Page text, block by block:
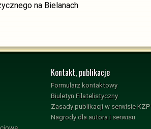
na Bielanach
Kontakt, publikacje
Formularz kontaktowy
Biuletyn Filatelistyczny
Zasady publikacji w serwisie KZP
Nagrody dla autora i serwisu